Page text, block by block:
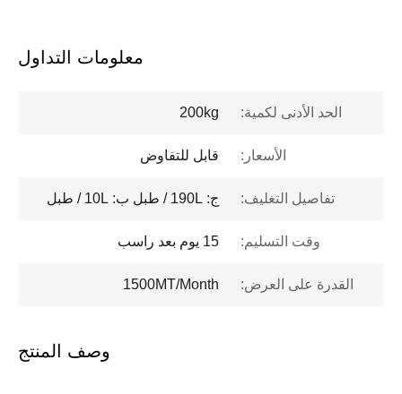
معلومات التداول
الحد الأدنى لكمية: 200kg
الأسعار: قابل للتفاوض
تفاصيل التغليف: ج: 190L / طبل ب: 10L / طبل
وقت التسليم: 15 يوم بعد راسب
القدرة على العرض: 1500MT/Month
وصف المنتج